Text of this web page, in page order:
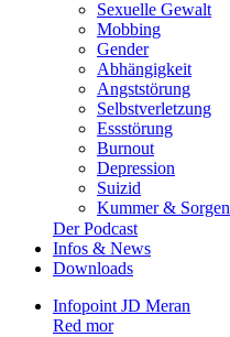
Sexuelle Gewalt
Mobbing
Gender
Abhängigkeit
Angststörung
Selbstverletzung
Essstörung
Burnout
Depression
Suizid
Kummer & Sorgen
Der Podcast
Infos & News
Downloads
Infopoint JD Meran
Red mor